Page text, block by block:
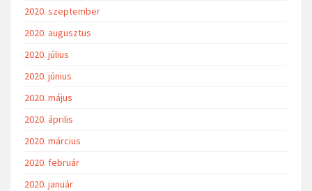
2020. szeptember
2020. augusztus
2020. július
2020. június
2020. május
2020. április
2020. március
2020. február
2020. január